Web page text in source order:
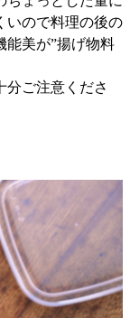
いので料理の後の
能美が”揚げ物料
ご注意くださ